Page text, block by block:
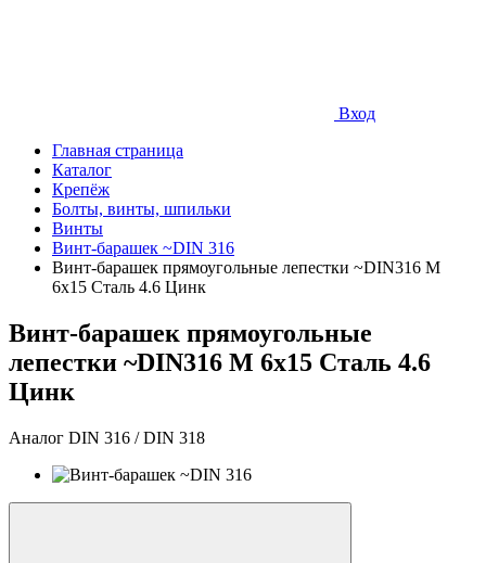
Вход
Главная страница
Каталог
Крепёж
Болты, винты, шпильки
Винты
Винт-барашек ~DIN 316
Винт-барашек прямоугольные лепестки ~DIN316 М
6х15 Сталь 4.6 Цинк
Винт-барашек прямоугольные
лепестки ~DIN316 М 6х15 Сталь 4.6
Цинк
Аналог DIN 316 / DIN 318